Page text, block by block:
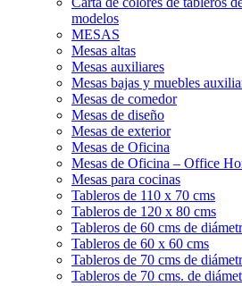
modelos
MESAS
Mesas altas
Mesas auxiliares
Mesas bajas y muebles
Mesas de comedor
Mesas de diseño
Mesas de exterior
Mesas de Oficina
Mesas de Oficina – Office
Mesas para cocinas
Tableros de 110 x 70 cms
Tableros de 120 x 80 cms
Tableros de 60 cms de
Tableros de 60 x 60 cms
Tableros de 70 cms de
Tableros de 70 cms. de